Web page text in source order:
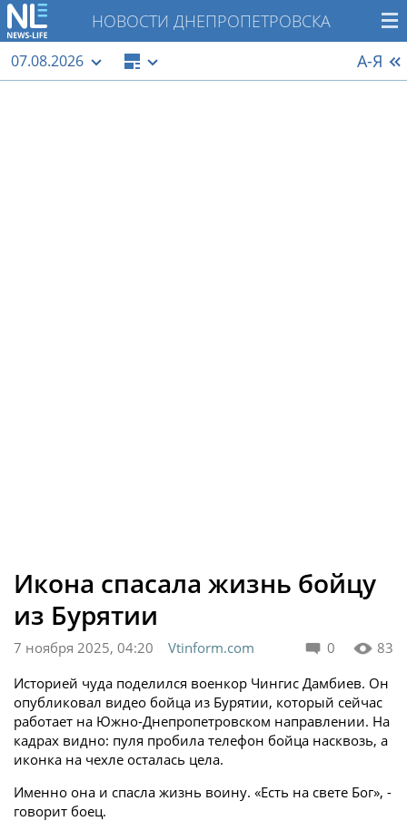
НОВОСТИ ДНЕПРОПЕТРОВСКА
07.08.2026 А-Я
Икона спасала жизнь бойцу
из Бурятии
0 83
7 ноября 2025, 04:20
Vtinform.com
Историей чуда поделился военкор Чингис Дамбиев. Он
опубликовал видео бойца из Бурятии, который сейчас
работает на Южно-Днепропетровском направлении. На
кадрах видно: пуля пробила телефон бойца насквозь, а
иконка на чехле осталась цела.
Именно она и спасла жизнь воину. «Есть на свете Бог», -
говорит боец.